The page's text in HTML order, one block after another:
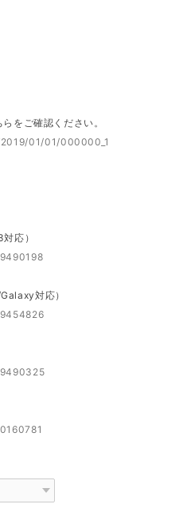
をご確認ください。
01/01/000000_1
応）
対応）